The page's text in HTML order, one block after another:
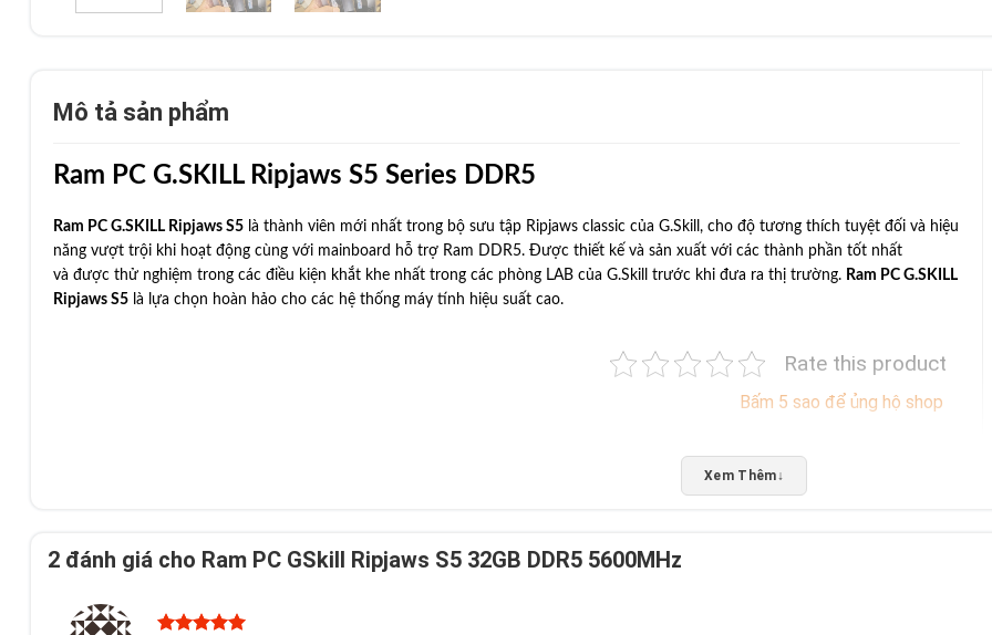
Mô tả sản phẩm
Ram PC G.SKILL Ripjaws S5 Series DDR5
Ram PC G.SKILL Ripjaws S5 là thành viên mới nhất trong bộ sưu tập Ripjaws classic của G.Skill, cho độ tương thích tuyệt đối và hiệu
năng vượt trội khi hoạt động cùng với mainboard hỗ trợ Ram DDR5. Được thiết kế và sản xuất với các thành phần tốt nhất
và được thử nghiệm trong các điều kiện khắt khe nhất trong các phòng LAB của G.Skill trước khi đưa ra thị trường. Ram PC G.SKILL
Ripjaws S5 là lựa chọn hoàn hảo cho các hệ thống máy tính hiệu suất cao.
Rate this product
Bấm 5 sao để ủng hộ shop
Xem Thêm↓
2 đánh giá cho Ram PC GSkill Ripjaws S5 32GB DDR5 5600MHz